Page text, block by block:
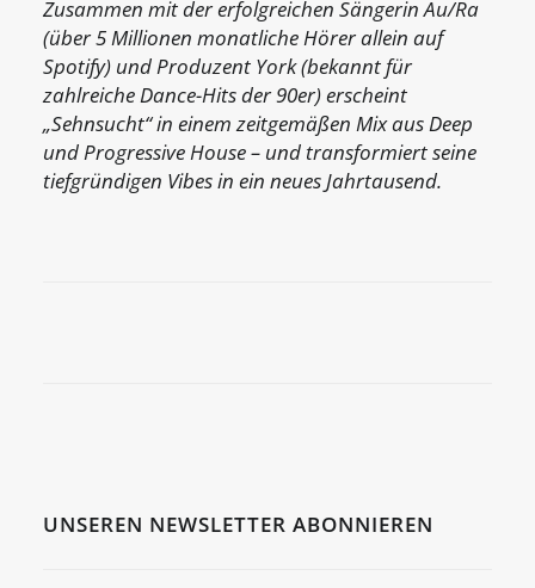
Zusammen mit der erfolgreichen Sängerin Au/Ra
(über 5 Millionen monatliche Hörer allein auf
Spotify) und Produzent York (bekannt für
zahlreiche Dance-Hits der 90er) erscheint
„Sehnsucht“ in einem zeitgemäßen Mix aus Deep
und Progressive House – und transformiert seine
tiefgründigen Vibes in ein neues Jahrtausend.
UNSEREN NEWSLETTER ABONNIEREN